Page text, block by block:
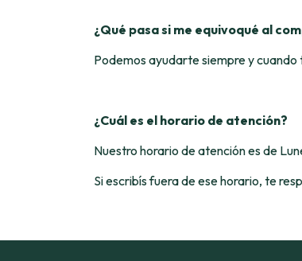
¿Qué pasa si me equivoqué al
Podemos ayudarte siempre y
¿Cuál es el horario de atención?
Nuestro horario de atención es de
Si escribís fuera de ese horario, te